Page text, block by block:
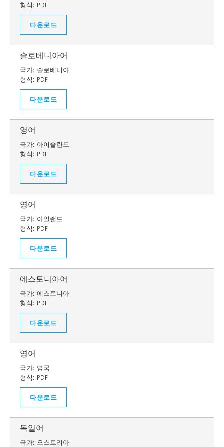
형식: PDF
다운로드
슬로베니아어
국가: 슬로베니아
형식: PDF
다운로드
영어
국가: 아이슬란드
형식: PDF
다운로드
영어
국가: 아일랜드
형식: PDF
다운로드
에스토니아어
국가: 에스토니아
형식: PDF
다운로드
영어
국가: 영국
형식: PDF
다운로드
독일어
국가: 오스트리아